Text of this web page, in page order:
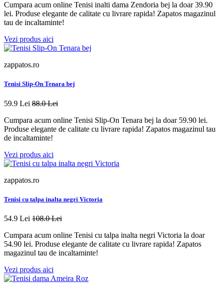
Cumpara acum online Tenisi inalti dama Zendoria bej la doar 39.90
lei. Produse elegante de calitate cu livrare rapida! Zapatos magazinul
tau de incaltaminte!
Vezi produs aici
zappatos.ro
Tenisi Slip-On Tenara bej
59.9 Lei 88.0 Lei
Cumpara acum online Tenisi Slip-On Tenara bej la doar 59.90 lei.
Produse elegante de calitate cu livrare rapida! Zapatos magazinul tau
de incaltaminte!
Vezi produs aici
zappatos.ro
Tenisi cu talpa inalta negri Victoria
54.9 Lei 108.0 Lei
Cumpara acum online Tenisi cu talpa inalta negri Victoria la doar
54.90 lei. Produse elegante de calitate cu livrare rapida! Zapatos
magazinul tau de incaltaminte!
Vezi produs aici